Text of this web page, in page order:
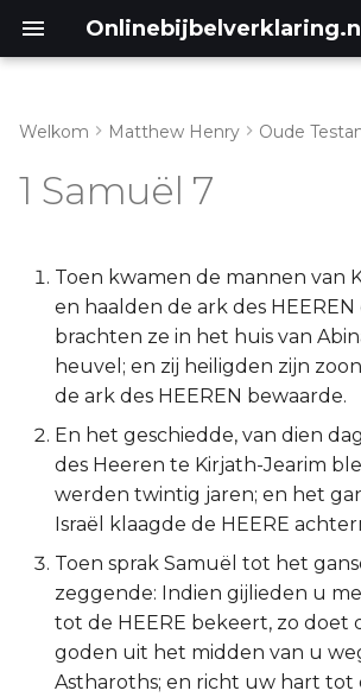
Onlinebijbelverklaring.nl
1 Samuël 7:3-6
1 Samuël 7:7-12
1 Samuël 7:13-17
Lukas
Johannes
Handelingen
Romeinen
1 Korinthe
2 Korinthe
Galaten
Éfeze
Welkom Matthew Henry Oude
1 Samuël 7
Toen kwamen de mannen van
en haalden de ark des HEEREN
brachten ze in het huis van
heuvel; en zij heiligden zijn
de ark des HEEREN bewaarde.
En het geschiedde, van dien
des Heeren te Kirjath-Jearim
werden twintig jaren; en het
Israël klaagde de HEERE
Toen sprak Samuël tot het
zeggende: Indien gijlieden u
tot de HEERE bekeert, zo doet
goden uit het midden van u
Astharoths; en richt uw hart tot